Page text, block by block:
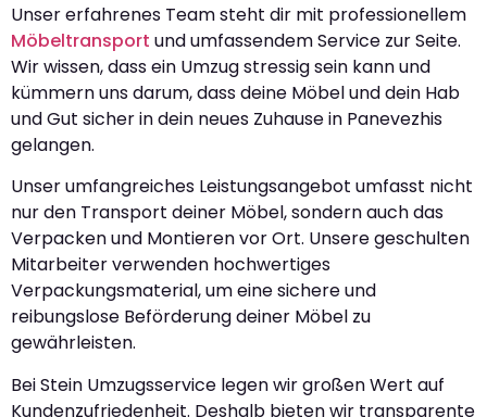
Unser erfahrenes Team steht dir mit professionellem
Möbeltransport und umfassendem Service zur Seite.
Wir wissen, dass ein Umzug stressig sein kann und
kümmern uns darum, dass deine Möbel und dein Hab
und Gut sicher in dein neues Zuhause in Panevezhis
gelangen.
Unser umfangreiches Leistungsangebot umfasst nicht
nur den Transport deiner Möbel, sondern auch das
Verpacken und Montieren vor Ort. Unsere geschulten
Mitarbeiter verwenden hochwertiges
Verpackungsmaterial, um eine sichere und
reibungslose Beförderung deiner Möbel zu
gewährleisten.
Bei Stein Umzugsservice legen wir großen Wert auf
Kundenzufriedenheit. Deshalb bieten wir transparente